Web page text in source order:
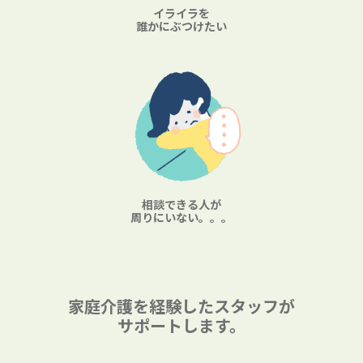
イライラを
誰かにぶつけたい
相談できる人が
周りにいない。。。
家庭介護を経験したスタッフが
サポートします。